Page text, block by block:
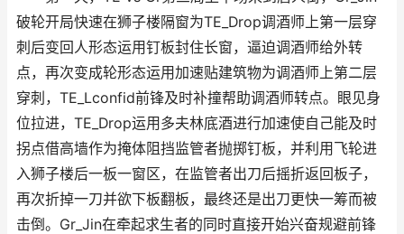
破轮开局快速在狮子楼隔窗为TE_Drop调酒师上第一层穿
刺后变回人形态运用钉板封住长窗，逼迫调酒师给外转
点，再次变成轮形态运用加速贴建筑物为调酒师上第二层
穿刺，TE_Lconfid前锋及时补撞帮助调酒师转点。眼见身
位拉进，TE_Drop运用多夫林底酒进行加速使自己能及时
拐点借高墙作为掩体阻挡监管者抛掷钉板，并利用飞轮进
入狮子楼后一板一窗区，在监管者出刀后摇折返回板子，
再次折掉一刀并欲下板翻板，最终还是出刀更快一筹而被
击倒。Gr_Jin在牵起求生者的同时直接开始兴奋规避前锋